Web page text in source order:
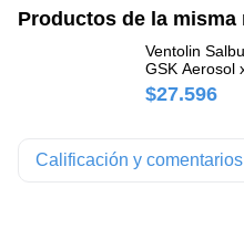
Productos de la misma
Ventolin
GSK Aerosol
$27.596
Calificación y comentarios